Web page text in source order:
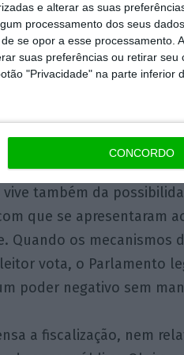
e alterar as suas
processamento dos seus
se opor a esse processamento.
suas preferências ou retirar seu
"Privacidade" na parte inferior
CONCORDO
de Contas, a
reforma destinada a
ser bloqueada por
não estará apenas em
sistema democrático
também da
que se apresentaram
Quando os mecanismos
vota, o Parlamento
poder negativo sem
a fiscalização, nem